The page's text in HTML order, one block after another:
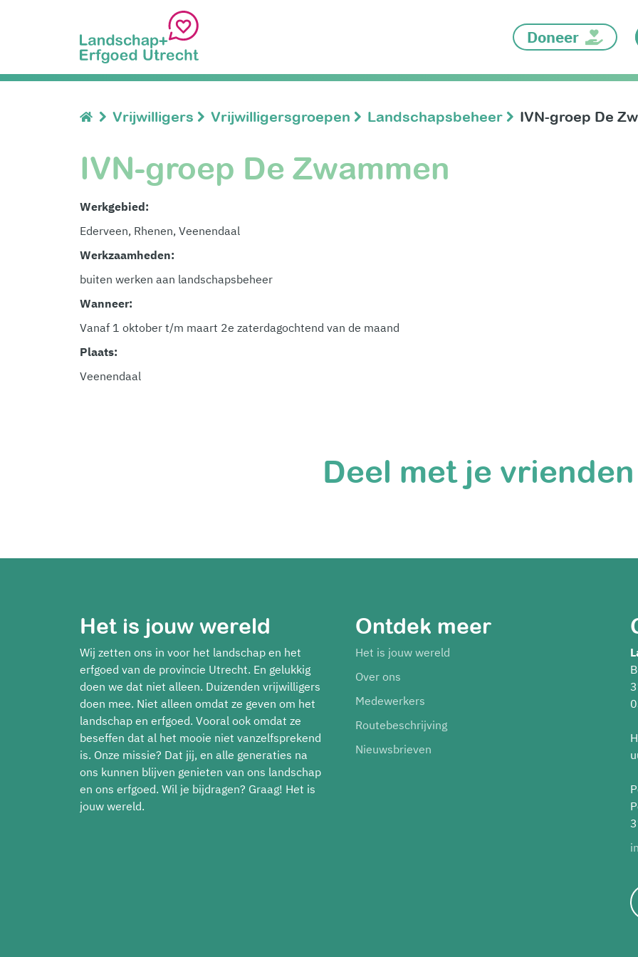
Doneer
Vrijwilligers Vrijwilligersgroepen Landschapsbeheer IVN-groep De
IVN-groep De Zwammen
Werkgebied:
Ederveen, Rhenen, Veenendaal
Werkzaamheden:
buiten werken aan landschapsbeheer
Wanneer:
Vanaf 1 oktober t/m maart 2e zaterdagochtend van de maand
Plaats:
Veenendaal
Deel met je vrienden
Het is jouw wereld
Wij zetten ons in voor het landschap en het
erfgoed van de provincie Utrecht. En gelukkig
doen we dat niet alleen. Duizenden vrijwilligers
doen mee. Niet alleen omdat ze geven om het
landschap en erfgoed. Vooral ook omdat ze
beseffen dat al het mooie niet vanzelfsprekend
is. Onze missie? Dat jij, en alle generaties na
ons kunnen blijven genieten van ons landschap
en ons erfgoed. Wil je bijdragen? Graag! Het is
jouw wereld.
Ontdek meer
Het is jouw wereld
Over ons
Medewerkers
Routebeschrijving
Nieuwsbrieven